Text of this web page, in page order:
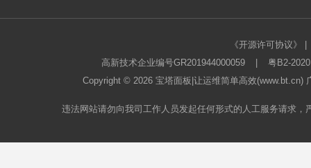
《开源许可协议》
高新技术企业编号GR201944000059
粤B2-
Copyright © 2026 宝塔面板 |让运维简单高效
违法网站请勿向我司工作人员发起任何形式的人工服务请求，